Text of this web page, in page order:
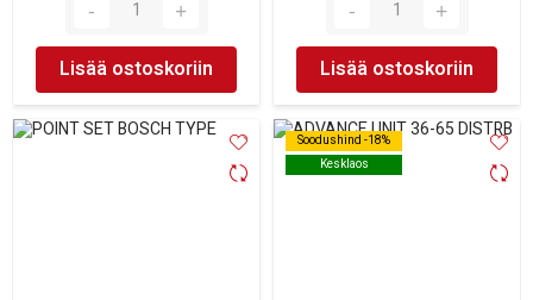
Lisää ostoskoriin Lisää ostoskoriin
Soodushind -18%
Kesklaos
Soodushind -18%
Kesklaos